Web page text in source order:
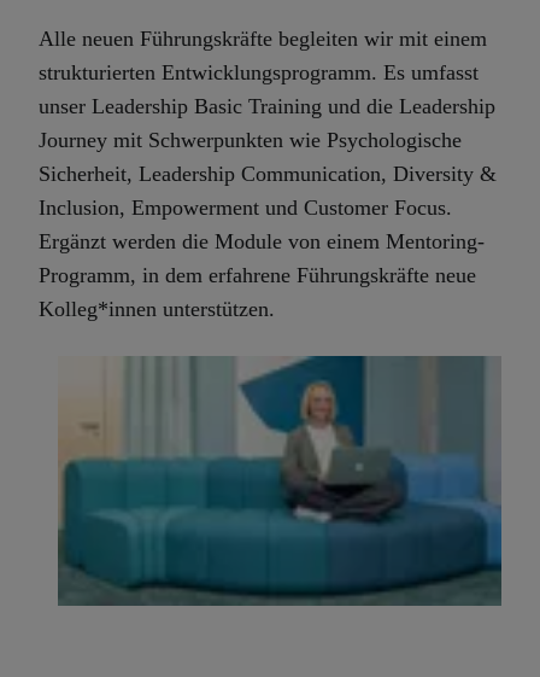
Alle neuen Führungskräfte begleiten wir mit einem
strukturierten Entwicklungsprogramm. Es umfasst
unser Leadership Basic Training und die Leadership
Journey mit Schwerpunkten wie Psychologische
Sicherheit, Leadership Communication, Diversity &
Inclusion, Empowerment und Customer Focus.
Ergänzt werden die Module von einem Mentoring-
Programm, in dem erfahrene Führungskräfte neue
Kolleg*innen unterstützen.